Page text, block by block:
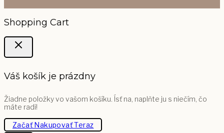
Shopping Cart
Váš košík je prázdny
Žiadne položky vo vašom košíku. Ísť na, naplňte ju s niečím, čo
máte radi!
Začať Nakupovať Teraz